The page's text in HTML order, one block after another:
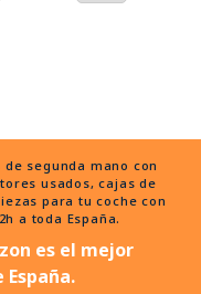
usados, cajas de
para tu coche con
a toda España.
es el mejor
España.